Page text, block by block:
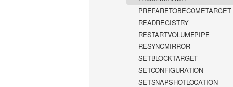
PREPARETOBECOMETARGET
READREGISTRY
RESTARTVOLUMEPIPE
RESYNCMIRROR
SETBLOCKTARGET
SETCONFIGURATION
SETSNAPSHOTLOCATION